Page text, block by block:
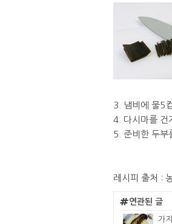
3. 냄비에 물5
4. 다시마를 건
5. 준비한 두부
레시피 출처 :
연관된 글
가